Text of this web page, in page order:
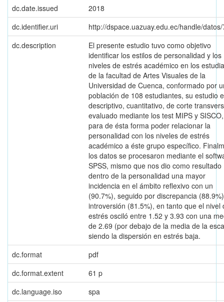
dc.date.issued
2018
dc.identifier.uri
http://dspace.uazuay.edu.ec/handle/
dc.description
El presente estudio tuvo como objetivo
identificar los estilos de personalidad y los
niveles de estrés académico en los
de la facultad de Artes Visuales de la
Universidad de Cuenca, conformado por
población de 108 estudiantes, su estudio
descriptivo, cuantitativo, de corte
evaluado mediante los test MIPS y SISCO,
para de ésta forma poder relacionar la
personalidad con los niveles de estrés
académico a éste grupo específico.
los datos se procesaron mediante el
SPSS, mismo que nos dio como resultado
dentro de la personalidad una mayor
incidencia en el ámbito reflexivo con un
(90.7%), seguido por discrepancia
introversión (81.5%), en tanto que el nivel
estrés osciló entre 1.52 y 3.93 con una
de 2.69 (por debajo de la media de la
siendo la dispersión en estrés baja.
dc.format
pdf
dc.format.extent
61 p
dc.language.iso
spa